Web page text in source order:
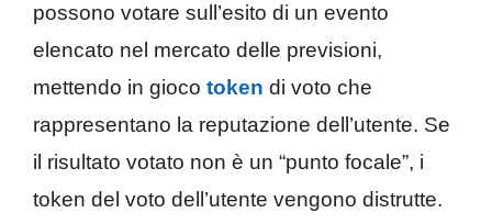
possono votare sull’esito di un evento
elencato nel mercato delle previsioni,
mettendo in gioco token di voto che
rappresentano la reputazione dell’utente. Se
il risultato votato non è un “punto focale”, i
token del voto dell’utente vengono distrutte.